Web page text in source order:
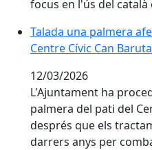
focus en l'ús del
Talada una palmera
Talada una palmera
Centre Cívic Can Baruta
12/03/2026
L'Ajuntament ha
palmera del pati del
després que els
darrers anys per